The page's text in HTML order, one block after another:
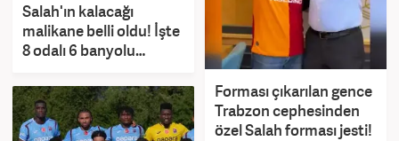
Salah'ın kalacağı
malikane belli oldu! İşte
8 odalı 6 banyolu
Forması çıkarılan gence
Trabzon cephesinden
özel Salah forması jesti!